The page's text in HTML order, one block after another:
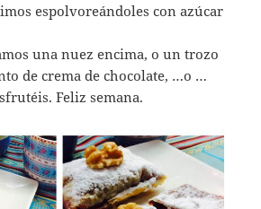
espolvoreándoles con azúcar
una nuez encima, o un trozo
de crema de chocolate, …o …
Feliz semana.